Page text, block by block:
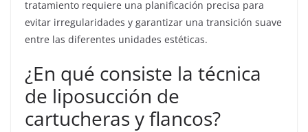
tratamiento requiere una planificación precisa para
evitar irregularidades y garantizar una transición suave
entre las diferentes unidades estéticas.
¿En qué consiste la técnica
de liposucción de
cartucheras y flancos?